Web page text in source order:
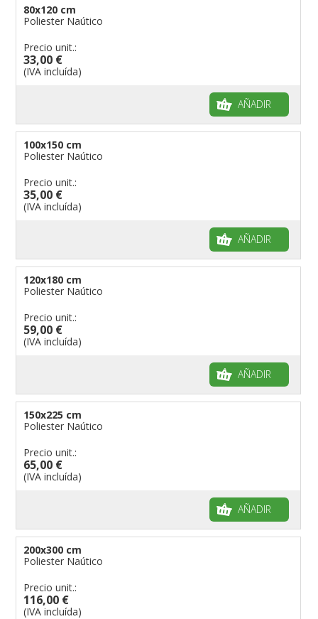
80x120 cm
Poliester Naútico
Precio unit.:
33,00 €
(IVA incluída)
AÑADIR
100x150 cm
Poliester Naútico
Precio unit.:
35,00 €
(IVA incluída)
AÑADIR
120x180 cm
Poliester Naútico
Precio unit.:
59,00 €
(IVA incluída)
AÑADIR
150x225 cm
Poliester Naútico
Precio unit.:
65,00 €
(IVA incluída)
AÑADIR
200x300 cm
Poliester Naútico
Precio unit.:
116,00 €
(IVA incluída)